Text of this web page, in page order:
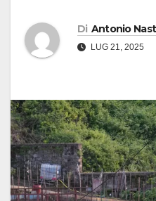
Di Antonio
LUG 21, 2025